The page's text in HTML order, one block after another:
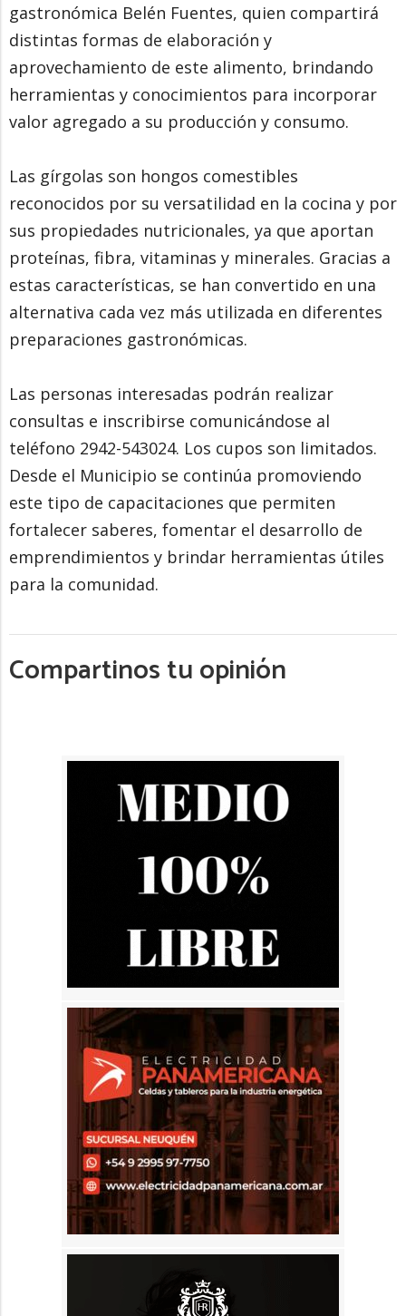
gastronómica Belén Fuentes, quien compartirá
distintas formas de elaboración y
aprovechamiento de este alimento, brindando
herramientas y conocimientos para incorporar
valor agregado a su producción y consumo.
Las gírgolas son hongos comestibles
reconocidos por su versatilidad en la cocina y por
sus propiedades nutricionales, ya que aportan
proteínas, fibra, vitaminas y minerales. Gracias a
estas características, se han convertido en una
alternativa cada vez más utilizada en diferentes
preparaciones gastronómicas.
Las personas interesadas podrán realizar
consultas e inscribirse comunicándose al
teléfono 2942-543024. Los cupos son limitados.
Desde el Municipio se continúa promoviendo
este tipo de capacitaciones que permiten
fortalecer saberes, fomentar el desarrollo de
emprendimientos y brindar herramientas útiles
para la comunidad.
Compartinos tu opinión